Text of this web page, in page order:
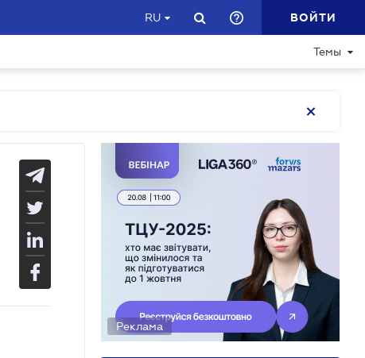
RU ВОЙТИ
Темы
Реклама